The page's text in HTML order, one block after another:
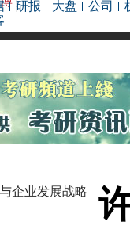
研报 大盘 公司
企业发展战略